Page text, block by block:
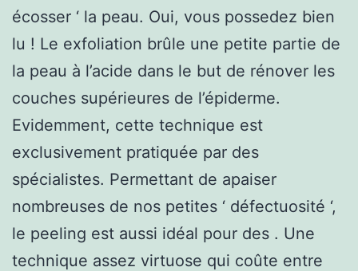
écosser ‘ la peau. Oui, vous possedez bien
lu ! Le exfoliation brûle une petite partie de
la peau à l’acide dans le but de rénover les
couches supérieures de l’épiderme.
Evidemment, cette technique est
exclusivement pratiquée par des
spécialistes. Permettant de apaiser
nombreuses de nos petites ‘ défectuosité ‘,
le peeling est aussi idéal pour des . Une
technique assez virtuose qui coûte entre